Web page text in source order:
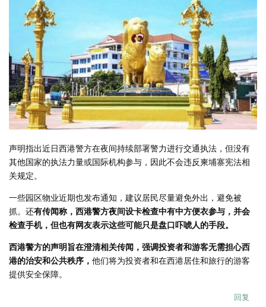
声明指出近日西港警方在夜间持续部署警力进行交通执法，但没有
其他国家的执法力量或国际机构参与，因此不会违反柬埔寨宪法相
关规定。
一些园区物业近期也发布通知，建议居民尽量避免外出，避免被
抓。还有传闻称，西港警方夜间设卡检查中有中方便衣参与，并会
检查手机，但也有网友表示这些可能只是盘口吓唬人的手段。
西港警方的声明旨在澄清相关传闻，强调投资者和游客无需担心西
港的治安和公共秩序， 他们将为投资者和在西港居住和旅行的游客
提供安全保障。
回复